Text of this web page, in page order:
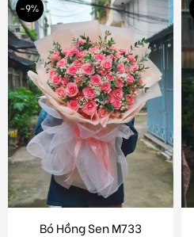
-9%
Bó Hồng Sen M733